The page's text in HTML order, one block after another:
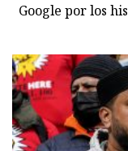
Google por los